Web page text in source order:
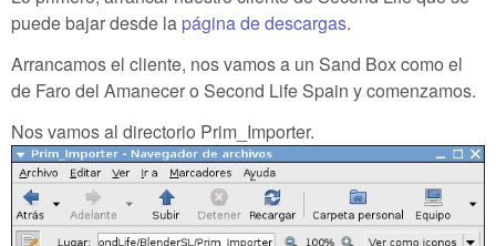
puede bajar desde la página de descargas.
Arrancamos el cliente, nos vamos a un Sand Box como el
de Faro del Amanecer o Second Life Spain y comenzamos.
Nos vamos al directorio Prim_Importer.